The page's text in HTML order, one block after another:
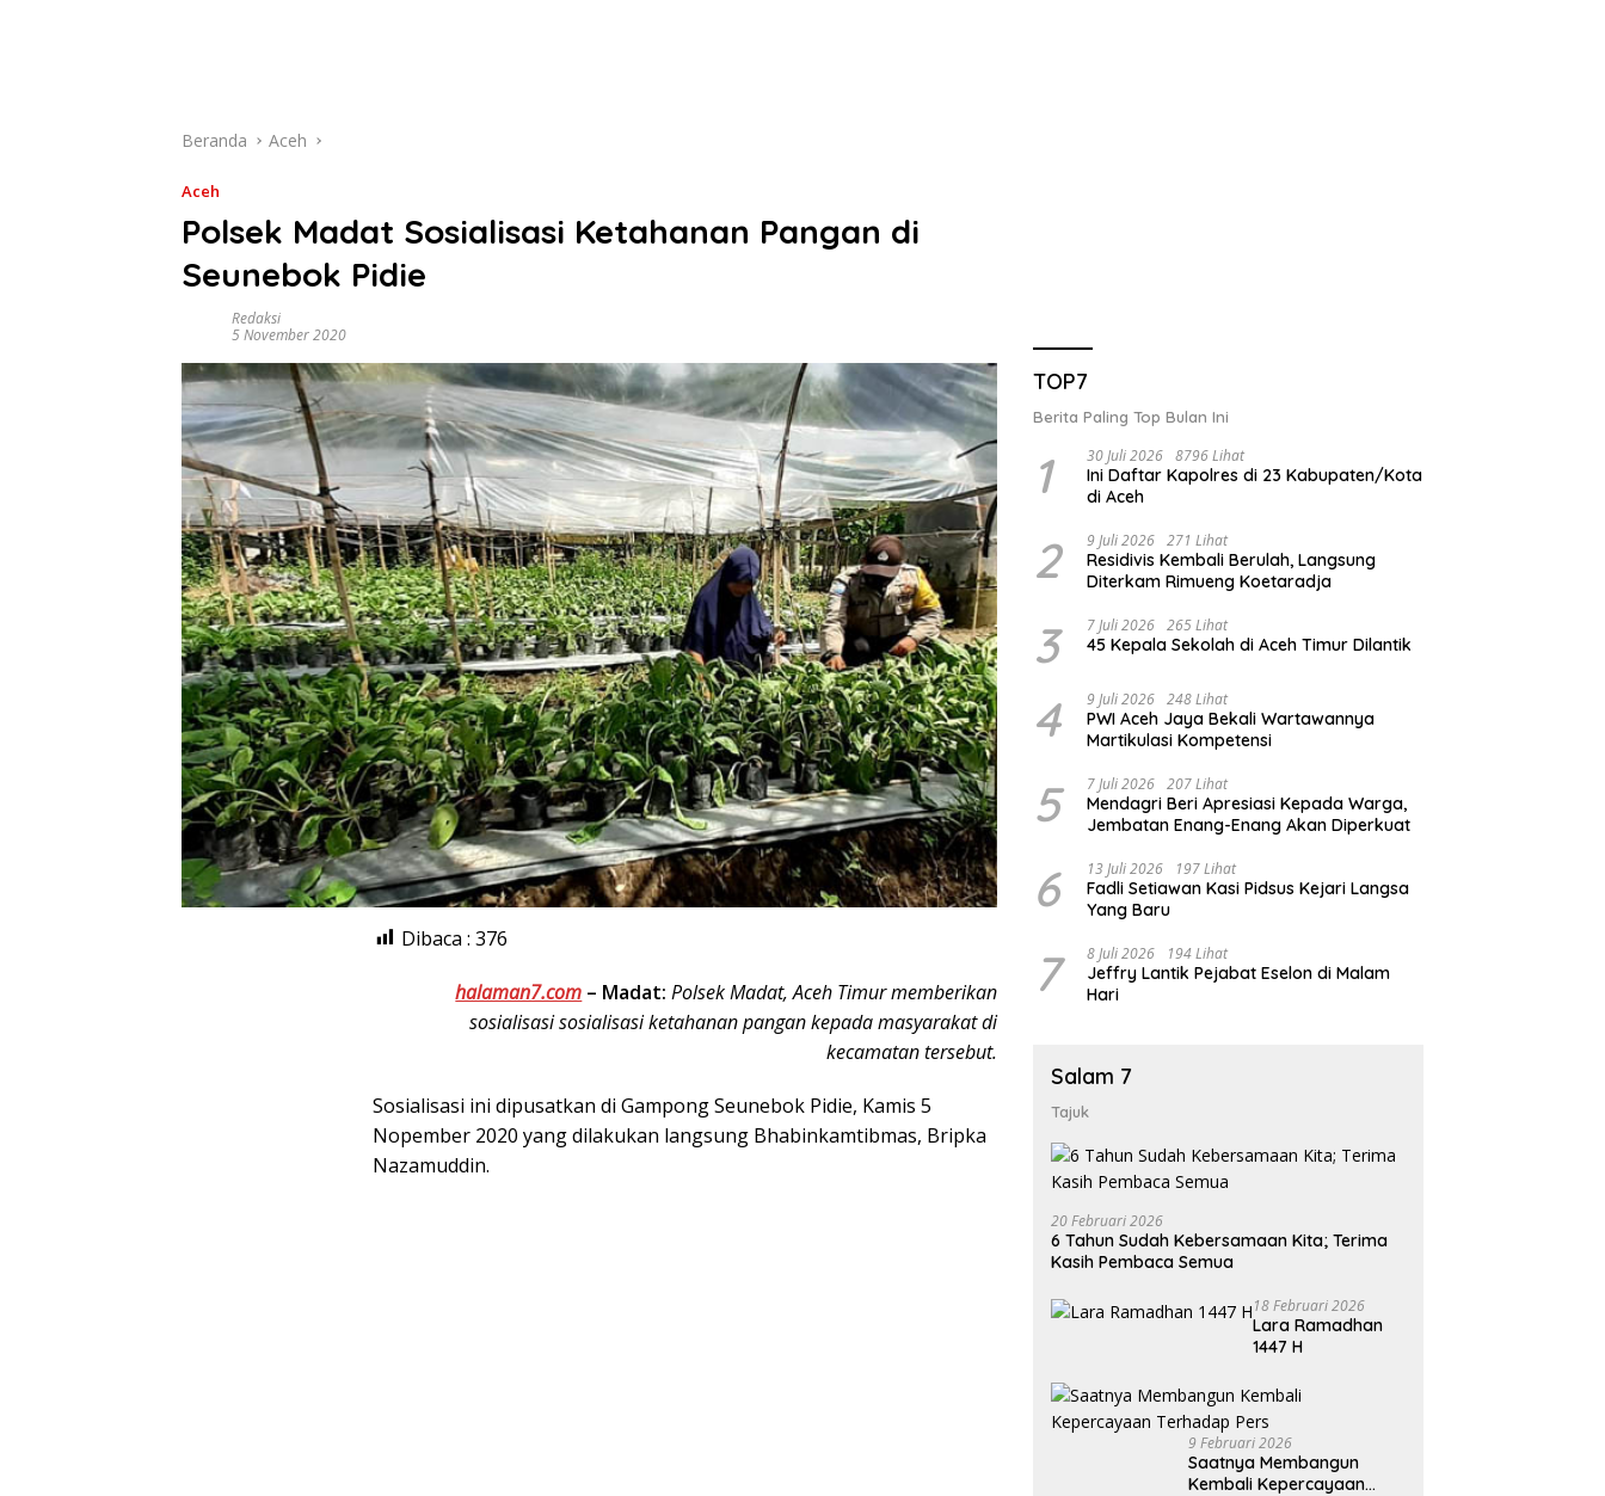
Beranda Aceh
Aceh
Polsek Madat Sosialisasi Ketahanan Pangan di
Seunebok Pidie
Redaksi
5 November 2020
Dibaca : 376
halaman7.com – Madat: Polsek Madat, Aceh Timur memberikan
sosialisasi sosialisasi ketahanan pangan kepada masyarakat di
kecamatan tersebut.
Sosialisasi ini dipusatkan di Gampong Seunebok Pidie, Kamis 5
Nopember 2020 yang dilakukan langsung Bhabinkamtibmas, Bripka
Nazamuddin.
TOP7
Berita Paling Top Bulan Ini
1 30 Juli 2026 8796 Lihat
Ini Daftar Kapolres di 23 Kabupaten/Kota
di Aceh
2 9 Juli 2026 271 Lihat
Residivis Kembali Berulah, Langsung
Diterkam Rimueng Koetaradja
3 7 Juli 2026 265 Lihat
45 Kepala Sekolah di Aceh Timur Dilantik
4 9 Juli 2026 248 Lihat
PWI Aceh Jaya Bekali Wartawannya
Martikulasi Kompetensi
5 7 Juli 2026 207 Lihat
Mendagri Beri Apresiasi Kepada Warga,
Jembatan Enang-Enang Akan Diperkuat
6 13 Juli 2026 197 Lihat
Fadli Setiawan Kasi Pidsus Kejari Langsa
Yang Baru
7 8 Juli 2026 194 Lihat
Jeffry Lantik Pejabat Eselon di Malam
Hari
Salam 7
Tajuk
20 Februari 2026
6 Tahun Sudah Kebersamaan Kita; Terima
Kasih Pembaca Semua
18 Februari 2026
Lara Ramadhan
1447 H
9 Februari 2026
Saatnya Membangun
Kembali Kepercayaan